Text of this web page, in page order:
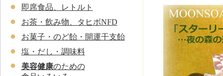
即席食品、レトルト
お茶・飲み物、タヒボNFD
お菓子・のど飴・開運干支飴
塩・だし・調味料
美容健康のための